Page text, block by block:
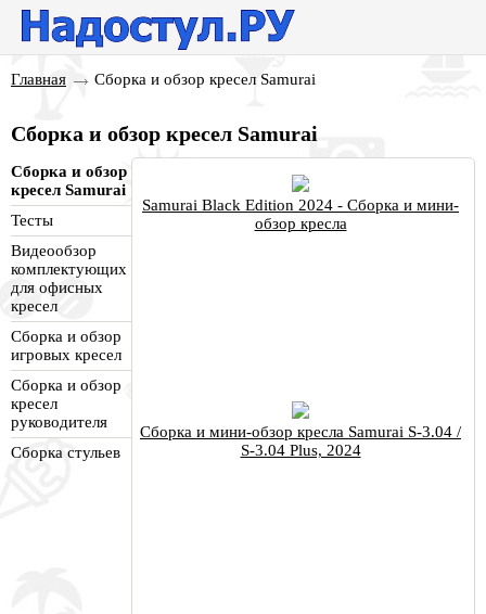
Главная Сборка и обзор кресел Samurai
Сборка и обзор кресел Samurai
Сборка и обзор
кресел Samurai
Тесты
Видеообзор
комплектующих
для офисных
кресел
Сборка и обзор
игровых кресел
Сборка и обзор
кресел
руководителя
Сборка стульев
Samurai Black Edition 2024 - Сборка и мини-
обзор кресла
Сборка и мини-обзор кресла Samurai S-3.04 /
S-3.04 Plus, 2024